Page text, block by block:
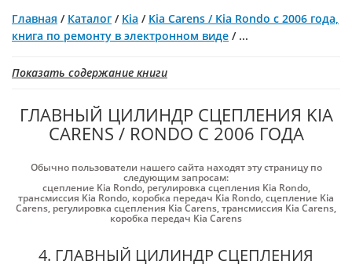
Главная / Каталог / Kia / Kia Carens / Kia Rondo с 2006 года,
книга по ремонту в электронном виде / ...
Показать содержание книги
ГЛАВНЫЙ ЦИЛИНДР СЦЕПЛЕНИЯ KIA
CARENS / RONDO С 2006 ГОДА
Обычно пользователи нашего сайта находят эту страницу по
следующим запросам:
сцепление Kia Rondo,регулировка сцепления Kia Rondo,
трансмиссия Kia Rondo, коробка передач Kia Rondo,сцепление Kia
Carens, регулировка сцепления Kia Carens,трансмиссия Kia Carens,
коробка передач Kia Carens
4. ГЛАВНЫЙ ЦИЛИНДР СЦЕПЛЕНИЯ